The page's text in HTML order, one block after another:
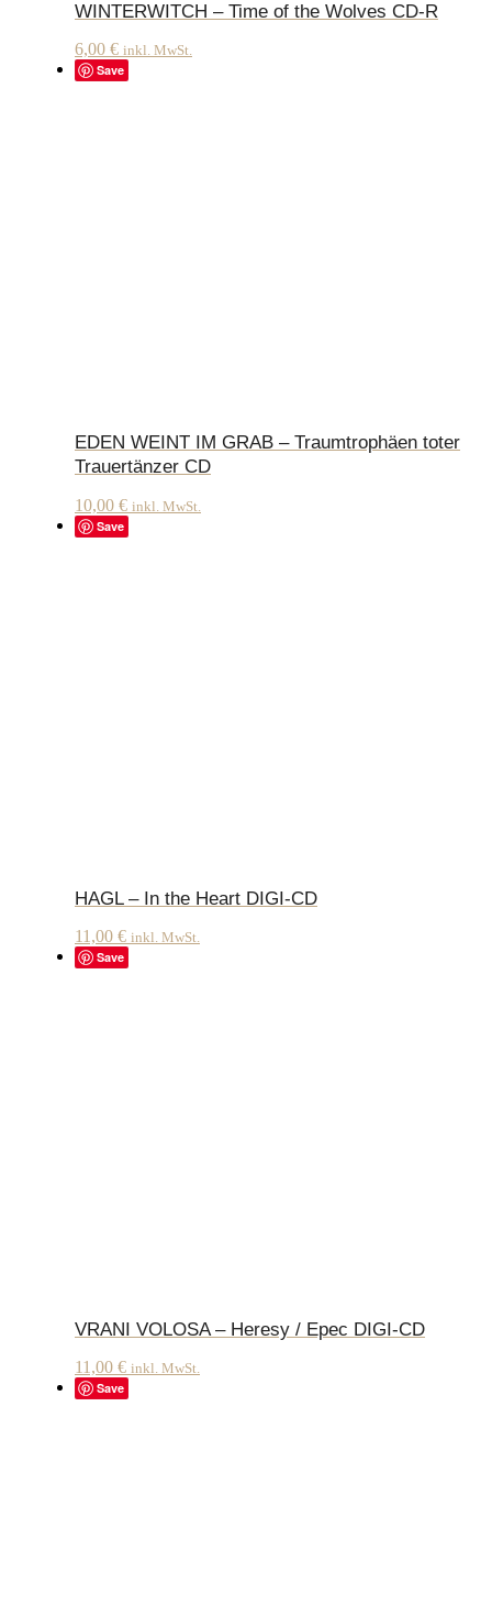
WINTERWITCH – Time of the Wolves CD-R
6,00 € inkl. MwSt.
Save
EDEN WEINT IM GRAB – Traumtrophäen toter
Trauertänzer CD
10,00 € inkl. MwSt.
Save
HAGL – In the Heart DIGI-CD
11,00 € inkl. MwSt.
Save
VRANI VOLOSA – Heresy / Epec DIGI-CD
11,00 € inkl. MwSt.
Save